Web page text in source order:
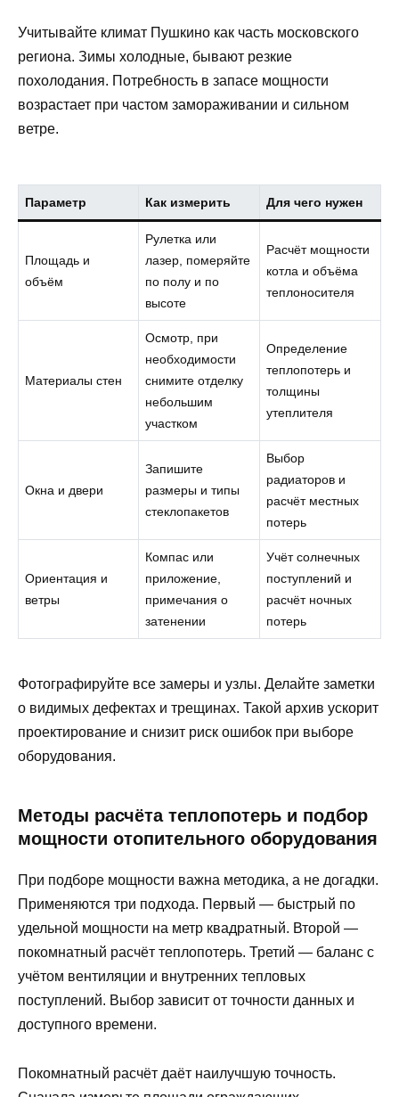
Учитывайте климат Пушкино как часть московского
региона. Зимы холодные, бывают резкие
похолодания. Потребность в запасе мощности
возрастает при частом замораживании и сильном
ветре.
Параметр Как измерить Для чего нужен
Площадь и
объём
Рулетка или
лазер, померяйте
по полу и по
высоте
Расчёт мощности
котла и объёма
теплоносителя
Материалы стен
Осмотр, при
необходимости
снимите отделку
небольшим
участком
Определение
теплопотерь и
толщины
утеплителя
Окна и двери
Запишите
размеры и типы
стеклопакетов
Выбор
радиаторов и
расчёт местных
потерь
Ориентация и
ветры
Компас или
приложение,
примечания о
затенении
Учёт солнечных
поступлений и
расчёт ночных
потерь
Фотографируйте все замеры и узлы. Делайте заметки
о видимых дефектах и трещинах. Такой архив ускорит
проектирование и снизит риск ошибок при выборе
оборудования.
Методы расчёта теплопотерь и подбор
мощности отопительного оборудования
При подборе мощности важна методика, а не догадки.
Применяются три подхода. Первый — быстрый по
удельной мощности на метр квадратный. Второй —
покомнатный расчёт теплопотерь. Третий — баланс с
учётом вентиляции и внутренних тепловых
поступлений. Выбор зависит от точности данных и
доступного времени.
Покомнатный расчёт даёт наилучшую точность.